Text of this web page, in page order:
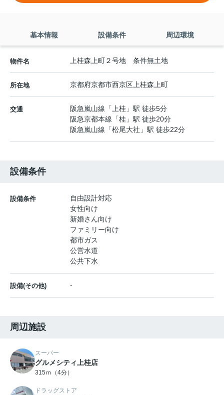
基本情報 設備条件 周辺環境
物件名 上桂森上町２号地 条件無土地
所在地 京都府京都市西京区 上桂森上町
交通 阪急嵐山線 「 上桂 」駅 徒歩5分
阪急京都本線 「桂 」駅 徒歩20分
阪急嵐山線 「松尾大社 」駅 徒歩22分
設備条件
設備条件
自由設計対応
女性向け
新婚さん向け
ファミリー向け
都市ガス
公営水道
公共下水
設備(その他) -
周辺施設
スーパー
グルメシティ上桂店
315ｍ（4分）
ドラッグストア